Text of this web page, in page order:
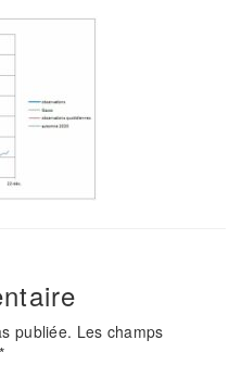
publiée. Les champs
*